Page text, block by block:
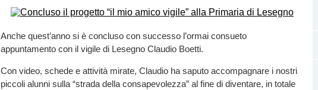
Anche quest’anno si è concluso con successo l’ormai consueto
appuntamento con il vigile di Lesegno Claudio Boetti.
Con video, schede e attività mirate, Claudio ha saputo accompagnare i nostri
piccoli alunni sulla “strada della consapevolezza” al fine di diventare, in totale